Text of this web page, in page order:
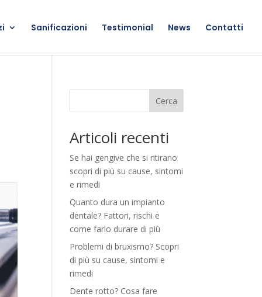
Sanificazioni Testimonial News Contatti
Cerca
Articoli recenti
Se hai gengive che si ritirano
scopri di più su cause, sintomi
e rimedi
Quanto dura un impianto
dentale? Fattori, rischi e
come farlo durare di più
Problemi di bruxismo? Scopri
di più su cause, sintomi e
rimedi
Dente rotto? Cosa fare